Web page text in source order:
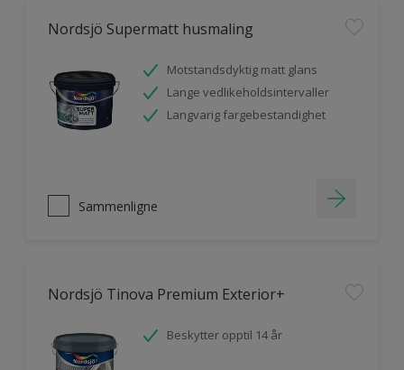
Nordsjö Supermatt husmaling
Motstandsdyktig matt glans
Lange vedlikeholdsintervaller
Langvarig fargebestandighet
Sammenligne
Nordsjö Tinova Premium Exterior+
Beskytter opptil 14 år